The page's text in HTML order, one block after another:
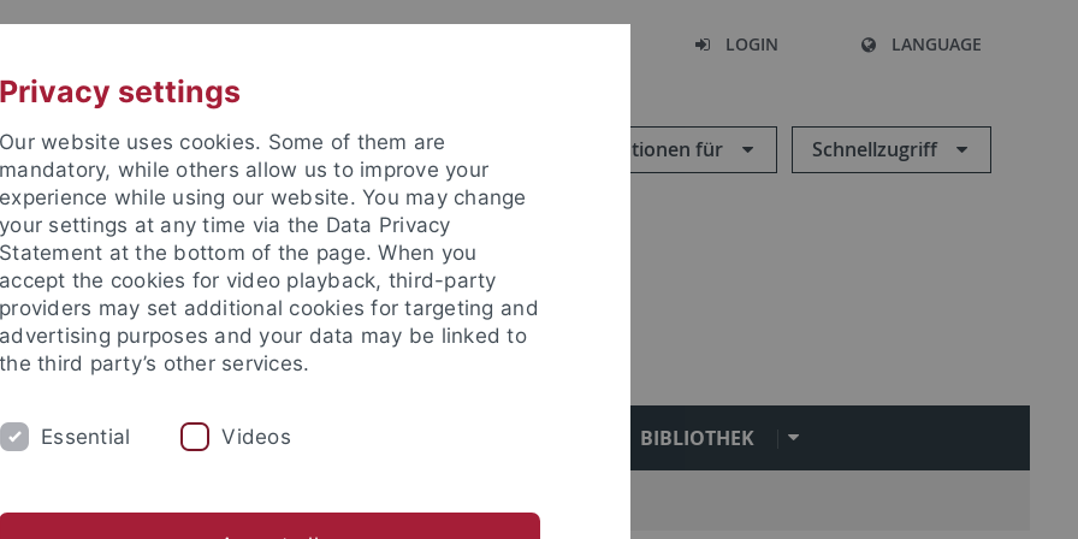
LOGIN LANGUAGE
Informationen für Schnellzugriff
Fakultät
INTERNATIONAL BIBLIOTHEK
Privacy settings
Our website uses cookies. Some of them are
mandatory, while others allow us to improve your
experience while using our website. You may change
your settings at any time via the Data Privacy
Statement at the bottom of the page. When you
accept the cookies for video playback, third-party
providers may set additional cookies for targeting and
advertising purposes and your data may be linked to
the third party’s other services.
Essential Videos